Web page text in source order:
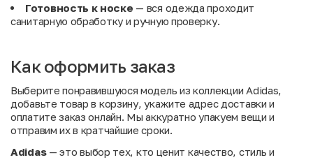
Готовность к носке — вся одежда проходит
санитарную обработку и ручную проверку.
Как оформить заказ
Выберите понравившуюся модель из коллекции Adidas,
добавьте товар в корзину, укажите адрес доставки и
оплатите заказ онлайн. Мы аккуратно упакуем вещи и
отправим их в кратчайшие сроки.
Adidas— это выбор тех, кто ценит качество, стиль и